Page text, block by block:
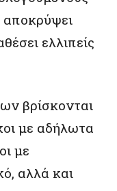
αποκρύψει
ελλιπείς
βρίσκονται
με αδήλωτα
με
αλλά και